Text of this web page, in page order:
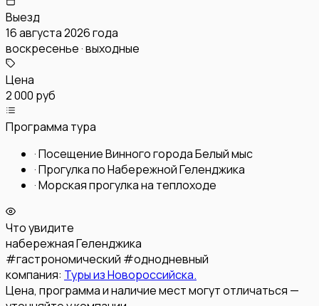
Выезд
16 августа 2026 года
воскресенье · выходные
Цена
2 000 руб
Программа тура
·Посещение Винного города Белый мыс
·Прогулка по Набережной Геленджика
·Морская прогулка на теплоходе
Что увидите
набережная Геленджика
#гастрономический #однодневный
компания: Туры из Новороссийска.
Цена, программа и наличие мест могут отличаться —